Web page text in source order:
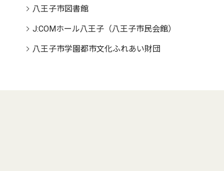
八王子市図書館
J:COMホール八王子（八王子市民会館）
八王子市学園都市文化ふれあい財団